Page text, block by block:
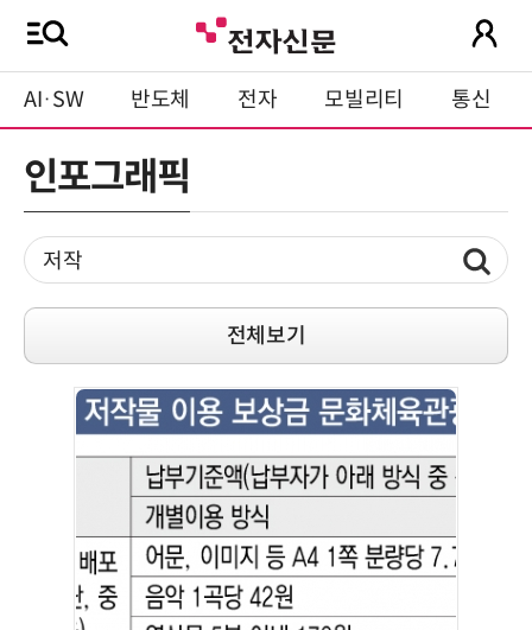
AI·SW 반도체 전자 모빌리티 통신
인포그래픽
전체보기